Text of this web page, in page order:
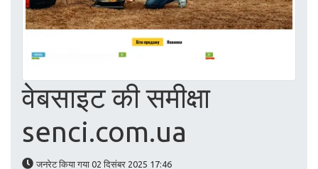
वेबसाइट की समीक्षा
senci.com.ua
जनरेट किया गया 02 दिसंबर 2025 17:46